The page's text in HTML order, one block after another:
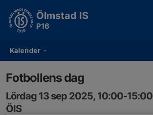
Kalender
Ölmstad IS
P16
Fotbollens dag
Lördag 13 sep 2025, 10:00-15:00
ÖIS